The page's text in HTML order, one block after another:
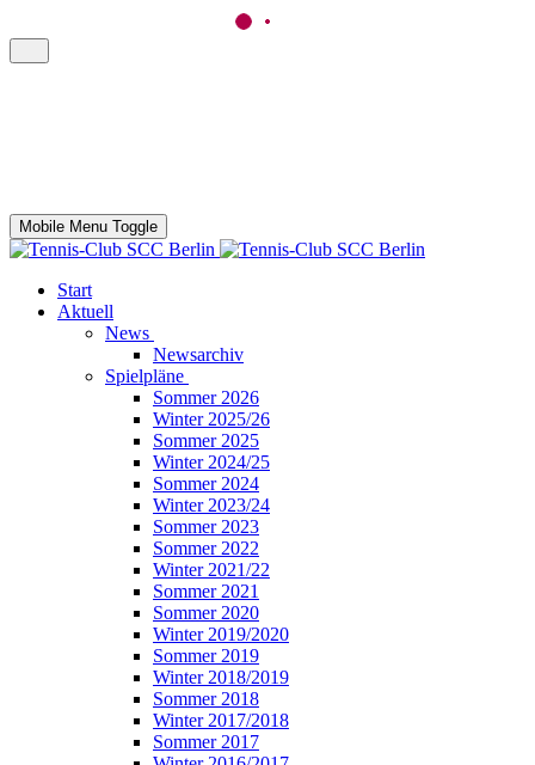
Mobile Menu Toggle
Start
Aktuell
News
Newsarchiv
Spielpläne
Sommer 2026
Winter 2025/26
Sommer 2025
Winter 2024/25
Sommer 2024
Winter 2023/24
Sommer 2023
Sommer 2022
Winter 2021/22
Sommer 2021
Sommer 2020
Winter 2019/2020
Sommer 2019
Winter 2018/2019
Sommer 2018
Winter 2017/2018
Sommer 2017